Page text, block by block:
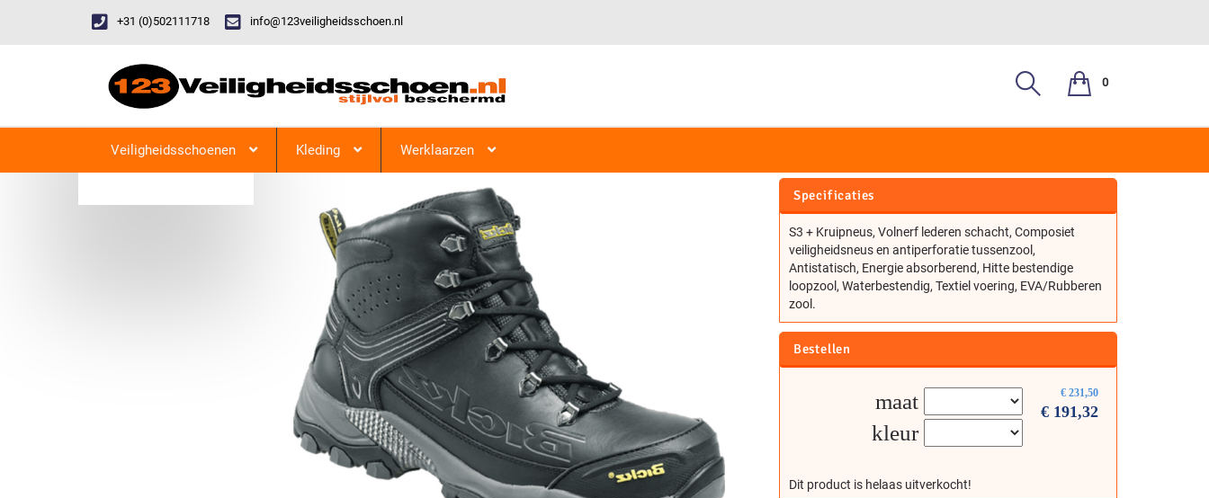
+31 (0)502111718 info@123veiligheidsschoen.nl
0
Veiligheidsschoenen Kleding WerklaarzenBICKZ HOGE VEILIGHEIDSSCHOEN 204 S3 + KN
Specificaties
S3 + Kruipneus, Volnerf lederen schacht, Composiet
veiligheidsneus en antiperforatie tussenzool,
Antistatisch, Energie absorberend, Hitte bestendige
loopzool, Waterbestendig, Textiel voering, EVA/Rubberen
zool.
Bestellen
€ 231,50
€ 191,32
maat
kleur
Dit product is helaas uitverkocht!